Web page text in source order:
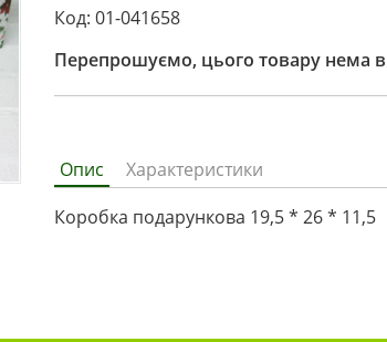
Код: 01-041658
Перепрошуємо, цього товару нема в
Опис
Характеристики
Коробка подарункова 19,5 * 26 * 11,5